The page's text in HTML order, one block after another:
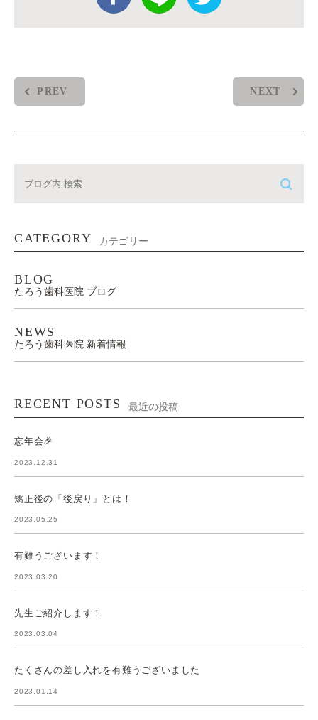
PREV NEXT
CATEGORY カテゴリー
BLOG
たろう歯科医院 ブログ
NEWS
たろう歯科医院 新着情報
RECENT POSTS 最近の投稿
忘年会🎉
2023.12.31
矯正後の「後戻り」とは！
2023.05.25
有難うございます！
2023.03.20
先生ご紹介します！
2023.03.04
たくさんの差し入れを有難うございました
2023.01.14